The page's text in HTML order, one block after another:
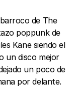
de The
poppunk de
Kane siendo el
un disco mejor
un poco de
por delante.